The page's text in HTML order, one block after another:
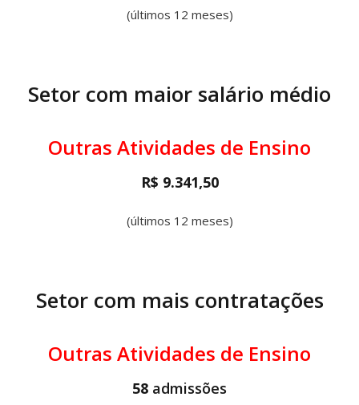
(últimos 12 meses)
Setor com maior salário médio
Outras Atividades de Ensino
R$ 9.341,50
(últimos 12 meses)
Setor com mais contratações
Outras Atividades de Ensino
58 admissões